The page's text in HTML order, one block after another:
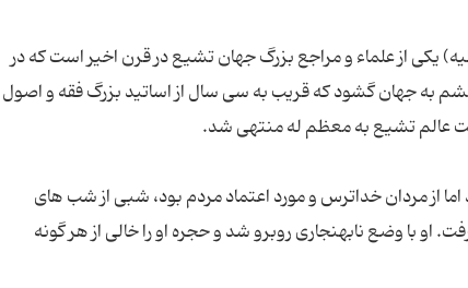
یکی از علماء و مراجع بزرگ جهان تشیع در قرن اخیر است که در
چشم به جهان گشود که قریب به سی سال از اساتید بزرگ فقه و اصول
از مردان خداترس و مورد اعتماد مردم بود، شبى از شب هاى
او با وضع نابهنجارى روبرو شد و حجره او را خالى از هر گونه